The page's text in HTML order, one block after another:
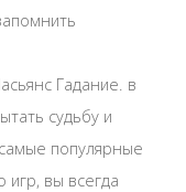
Гадание. в
судьбу и
популярные
игр, вы всегда